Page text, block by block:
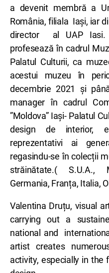
a devenit membră a
România, filiala Iași, iar
director al UAP Iasi.
profesează în cadrul
Palatul Culturii, ca
acestui muzeu în
decembrie 2021 și
manager în cadrul
”Moldova” Iași- Palatul
design de interior,
reprezentativi ai
regasindu-se în colecții
străinătate.( S.U.A.,
Germania, Franța, Italia,
Valentina Druțu, visual
carrying out a
national and
artist creates
activity, especially in the